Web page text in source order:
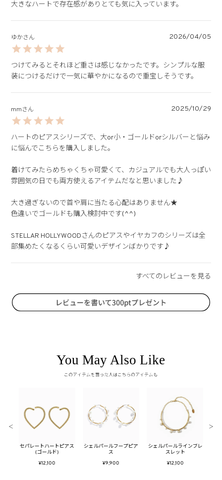
大きなハートで存在感がありとても気に入っています。
ゆか 2026/04/05
つけてみるとそれほど重さは感じなかったです。シンプルな服
装につけるだけで一気に華やかになるので重宝しそうです。
mm 2025/10/29
ハートのピアスシリーズで、大or小・ゴールドorシルバーと悩み
に悩んでこちらを購入しました。
着けてみたらめちゃくちゃ可愛くて、カジュアルでも大人っぽい
雰囲気の日でも両方使えるアイテムだなと思いました♪
大き過ぎないので首や肩に当たる心配はありません★
色違いでゴールドも購入検討中です(^^)
STELLAR HOLLYWOODさんのピアスやイヤカフのシリーズは全
You May Also Like
このアイテムを買った人はこちらのアイテムも
セパレートハートピアス
(ゴールド)
¥12,100
シェルパールフープピア
ス
¥9,900
シェルパールラインブレ
スレット
¥12,100
＜ ＞